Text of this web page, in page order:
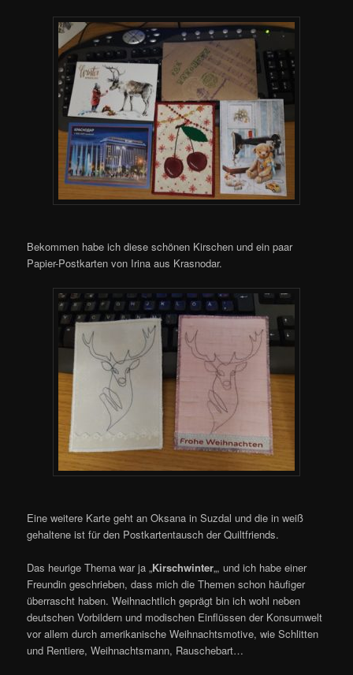
Bekommen habe ich diese schönen Kirschen und ein paar
Papier-Postkarten von Irina aus Krasnodar.
Eine weitere Karte geht an Oksana in Suzdal und die in weiß
gehaltene ist für den Postkartentausch der Quiltfriends.
Das heurige Thema war ja „Kirschwinter„, und ich habe einer
Freundin geschrieben, dass mich die Themen schon häufiger
überrascht haben. Weihnachtlich geprägt bin ich wohl neben
deutschen Vorbildern und modischen Einflüssen der Konsumwelt
vor allem durch amerikanische Weihnachtsmotive, wie Schlitten
und Rentiere, Weihnachtsmann, Rauschebart…